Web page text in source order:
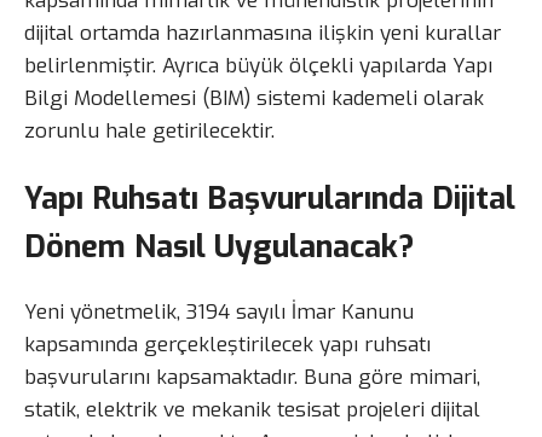
dijital ortamda hazırlanmasına ilişkin yeni kurallar
belirlenmiştir. Ayrıca büyük ölçekli yapılarda Yapı
Bilgi Modellemesi (BIM) sistemi kademeli olarak
zorunlu hale getirilecektir.
Yapı Ruhsatı Başvurularında Dijital
Dönem Nasıl Uygulanacak?
Yeni yönetmelik, 3194 sayılı İmar Kanunu
kapsamında gerçekleştirilecek yapı ruhsatı
başvurularını kapsamaktadır. Buna göre mimari,
statik, elektrik ve mekanik tesisat projeleri dijital